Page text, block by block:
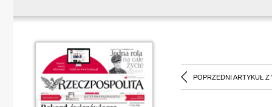
POPRZEDNI ARTYKUŁ Z